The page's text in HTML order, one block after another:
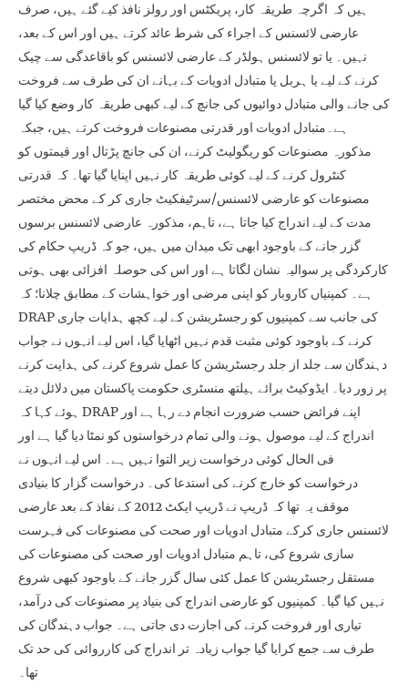
ہیں کہ اگرچہ طریقہ کار، پریکٹس اور رولز نافذ کیے گئے ہیں، صرف
عارضی لائسنس کے اجراء کی شرط عائد کرتے ہیں اور اس کے بعد،
نہیں۔ یا تو لائسنس ہولڈر کے عارضی لائسنس کو باقاعدگی سے چیک
کرنے کے لیے یا ہربل یا متبادل ادویات کے بہانے ان کی طرف سے فروخت
کی جانے والی متبادل دوائیوں کی جانچ کے لیے کبھی طریقہ کار وضع کیا گیا
ہے۔متبادل ادویات اور قدرتی مصنوعات فروخت کرتے ہیں، جبکہ
مذکورہ مصنوعات کو ریگولیٹ کرنے، ان کی جانچ پڑتال اور قیمتوں کو
کنٹرول کرنے کے لیے کوئی طریقہ کار نہیں اپنایا گیا تھا۔ کہ قدرتی
مصنوعات کو عارضی لائسنس/سرٹیفکیٹ جاری کر کے محض مختصر
مدت کے لیے اندراج کیا جاتا ہے، تاہم، مذکورہ عارضی لائسنس برسوں
گزر جانے کے باوجود ابھی تک میدان میں ہیں، جو کہ ڈریپ حکام کی
کارکردگی پر سوالیہ نشان لگاتا ہے اور اس کی حوصلہ افزائی بھی ہوتی
ہے۔ کمپنیاں کاروبار کو اپنی مرضی اور خواہشات کے مطابق چلانا؛ کہ
DRAP کی جانب سے کمپنیوں کو رجسٹریشن کے لیے کچھ ہدایات جاری
کرنے کے باوجود کوئی مثبت قدم نہیں اٹھایا گیا، اس لیے انہوں نے جواب
دہندگان سے جلد از جلد رجسٹریشن کا عمل شروع کرنے کی ہدایت کرنے
پر زور دیا۔ ایڈوکیٹ برائے ہیلتھ منسٹری حکومت پاکستان میں دلائل دیتے
ہوئے کہا کہ DRAP اپنے فرائض حسب ضرورت انجام دے رہا ہے اور
اندراج کے لیے موصول ہونے والی تمام درخواستوں کو نمٹا دیا گیا ہے اور
فی الحال کوئی درخواست زیر التوا نہیں ہے۔ اس لیے انہوں نے
درخواست کو خارج کرنے کی استدعا کی۔ درخواست گزار کا بنیادی
موقف یہ تھا کہ ڈریپ نے ڈریپ ایکٹ 2012 کے نفاذ کے بعد عارضی
لائسنس جاری کرکے متبادل ادویات اور صحت کی مصنوعات کی فہرست
سازی شروع کی، تاہم متبادل ادویات اور صحت کی مصنوعات کی
مستقل رجسٹریشن کا عمل کئی سال گزر جانے کے باوجود کبھی شروع
نہیں کیا گیا۔ کمپنیوں کو عارضی اندراج کی بنیاد پر مصنوعات کی درآمد،
تیاری اور فروخت کرنے کی اجازت دی جاتی ہے۔ جواب دہندگان کی
طرف سے جمع کرایا گیا جواب زیادہ تر اندراج کی کارروائی کی حد تک
تھا۔